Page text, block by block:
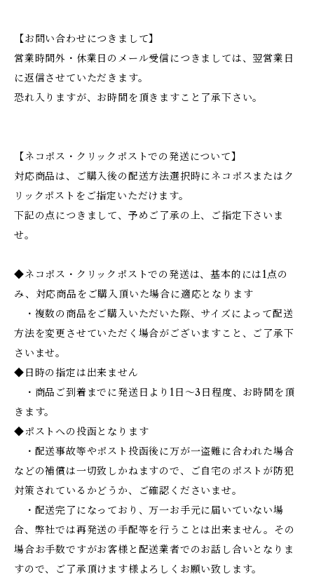
【お問い合わせにつきまして】
営業時間外・休業日のメール受信につきましては、翌営業日
に返信させていただきます。
恐れ入りますが、お時間を頂きますこと了承下さい。
【ネコポス・クリックポストでの発送について】
対応商品は、ご購入後の配送方法選択時にネコポスまたはク
リックポストをご指定いただけます。
下記の点につきまして、予めご了承の上、ご指定下さいま
せ。
◆ネコポス・クリックポストでの発送は、基本的には1点の
み、対応商品をご購入頂いた場合に適応となります
・複数の商品をご購入いただいた際、サイズによって配送
方法を変更させていただく場合がございますこと、ご了承下
さいませ。
◆日時の指定は出来ません
・商品ご到着までに発送日より1日～3日程度、お時間を頂
きます。
◆ポストへの投函となります
・配送事故等やポスト投函後に万が一盗難に合われた場合
などの補償は一切致しかねますので、ご自宅のポストが防犯
対策されているかどうか、ご確認くださいませ。
・配送完了になっており、万一お手元に届いていない場
合、弊社では再発送の手配等を行うことは出来ません。その
場合お手数ですがお客様と配送業者でのお話し合いとなりま
すので、ご了承頂けます様よろしくお願い致します。